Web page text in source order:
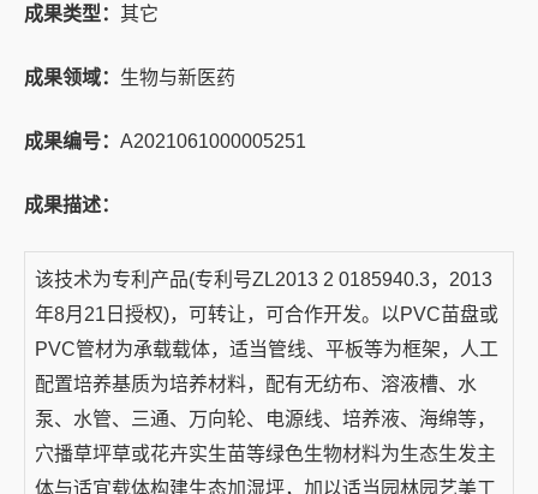
成果类型： 其它
成果领域： 生物与新医药
成果编号： A2021061000005251
成果描述：
该技术为专利产品(专利号ZL2013 2 0185940.3，2013
年8月21日授权)，可转让，可合作开发。以PVC苗盘或
PVC管材为承载载体，适当管线、平板等为框架，人工
配置培养基质为培养材料，配有无纺布、溶液槽、水
泵、水管、三通、万向轮、电源线、培养液、海绵等，
穴播草坪草或花卉实生苗等绿色生物材料为生态生发主
体与适宜载体构建生态加湿坪，加以适当园林园艺美工